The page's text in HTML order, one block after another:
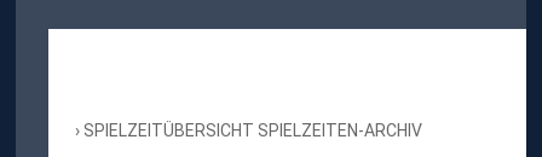
SPIELZEITÜBERSICHT SPIELZEITEN-ARCHIV